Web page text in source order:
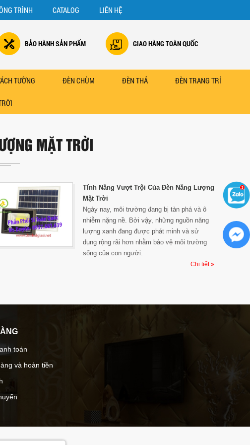
BẢO HÀNH SẢN PHẨM GIAO HÀNG TOÀN QUỐC
TRÌNH CATALOG LIÊN HỆ
TƯỜNG ĐÈN CHÙM ĐÈN THẢ ĐÈN TRANG TRÍ
MẶT TRỜI
Tính Năng Vượt Trội Của Đèn Năng Lượng
Mặt Trời
Ngày nay, môi trường đang bị tàn phá và ô
nhiễm nặng nề. Bởi vậy, những nguồn năng
lượng xanh đang được phát minh và sử
dụng rộng rãi hơn nhằm bảo vệ môi trường
sống của con người.
Chi tiết »
toán
và hoàn tiền